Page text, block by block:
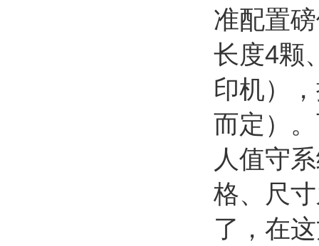
准配置
长度4颗
印机）
而定）
人值守
格、尺
了，在